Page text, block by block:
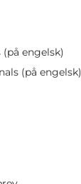
(på engelsk)
(på engelsk)